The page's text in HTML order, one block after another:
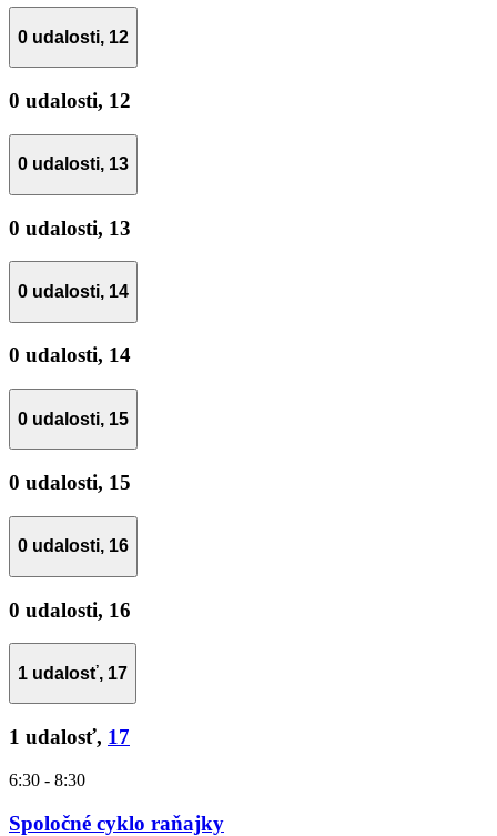
0 udalosti, 12
0 udalosti, 12
0 udalosti, 13
0 udalosti, 13
0 udalosti, 14
0 udalosti, 14
0 udalosti, 15
0 udalosti, 15
0 udalosti, 16
0 udalosti, 16
1 udalosť, 17
1 udalosť, 17
6:30 - 8:30
Spoločné cyklo raňajky